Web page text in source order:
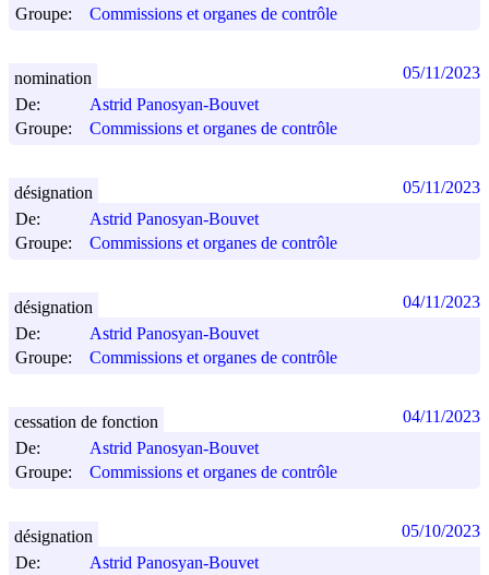
Groupe: Commissions et organes de contrôle
De:
Astrid Panosyan-Bouvet
Groupe:
Commissions et organes de contrôle
nomination 05/11/2023
De:
Astrid Panosyan-Bouvet
Groupe:
Commissions et organes de contrôle
désignation 05/11/2023
De:
Astrid Panosyan-Bouvet
Groupe:
Commissions et organes de contrôle
désignation 04/11/2023
De:
Astrid Panosyan-Bouvet
Groupe:
Commissions et organes de contrôle
cessation de fonction 04/11/2023
De:
Astrid Panosyan-Bouvet
désignation 05/10/2023